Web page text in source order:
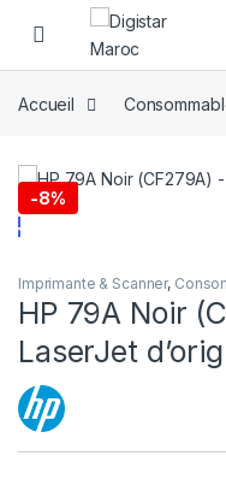
Skip to navigation
Skip to content
Accueil
-8%
Imprimante & Scanner,
HP 79A Noir
LaserJet